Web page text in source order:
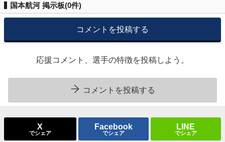
国本航河 掲示板(0件)
コメントを投稿する
応援コメント、選手の特徴を投稿しよう。
コメントを投稿する
X
でシェア
Facebook
でシェア
LINE
でシェア